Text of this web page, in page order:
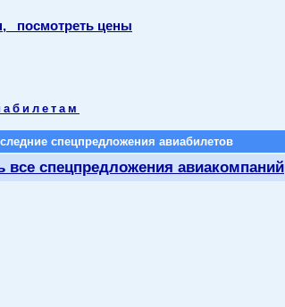
посмотреть цены
спецпредложения авиабилетов
все спецпредложения авиакомпаний